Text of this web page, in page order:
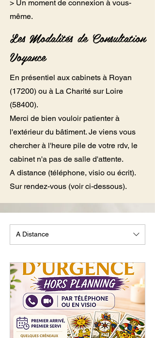
> Un moment de connexion à vous-
même.
Les Modalités de Consultation
Voyance
En présentiel aux cabinets à Royan
(17200) ou à La Charité sur Loire
(58400).
Merci de bien vouloir patienter à
l'extérieur du bâtiment. Je viens vous
chercher à l'heure pile de votre rdv, le
cabinet n'a pas de salle d'attente.
A distance (téléphone, visio ou écrit).
Sur rendez-vous (voir ci-dessous).
A Distance